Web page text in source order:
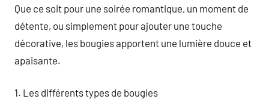
Que ce soit pour une soirée romantique, un moment de
détente, ou simplement pour ajouter une touche
décorative, les bougies apportent une lumière douce et
apaisante.
1. Les différents types de bougies